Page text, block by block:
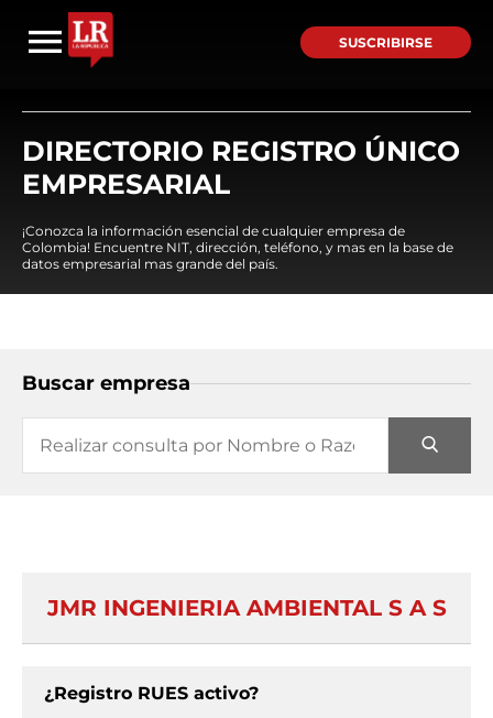
SUSCRIBIRSE
DIRECTORIO REGISTRO ÚNICO
EMPRESARIAL
¡Conozca la información esencial de cualquier empresa de
Colombia! Encuentre NIT, dirección, teléfono, y mas en la base de
datos empresarial mas grande del país.
Buscar empresa
JMR INGENIERIA AMBIENTAL S A S
¿Registro RUES activo?